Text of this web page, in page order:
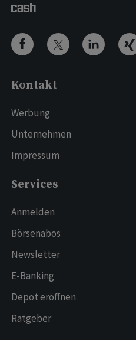
Kontakt
Werbung
Unternehmen
Impressum
Services
Anmelden
Börsenabos
Newsletter
E-Banking
Depot eröffnen
Ratgeber